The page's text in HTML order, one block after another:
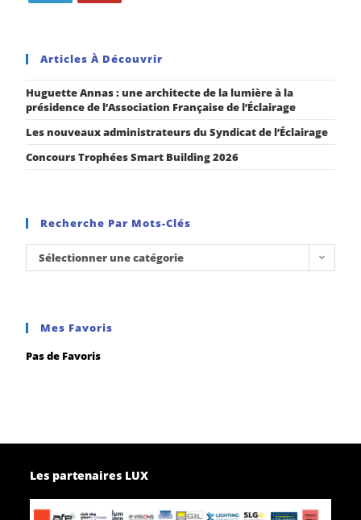
Articles À Découvrir
Huguette Annas : une architecte de la lumière à la
présidence de l’Association Française de l’Éclairage
Les nouveaux administrateurs du Syndicat de l’Éclairage
Concours Trophées Smart Building 2026
Recherche Par Mots-Clés
Sélectionner une catégorie
Mes Favoris
Pas de Favoris
Les partenaires LUX